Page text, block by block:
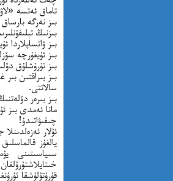
تاماق ئەتسە
بىز نەرگە
بىزنىڭ
بىز
بىز ئۇيغۇرچە
بىز تۇرۇشلۇق
بىز يىراقتىن
سالاتتى.
بىز بىرەر
مانا ئەمدى بىز
چىقىۋاتىدۇ!
ئۇلار
يالغۇز
سىياسىتىنى
قۇرۇتۇلۇشقا